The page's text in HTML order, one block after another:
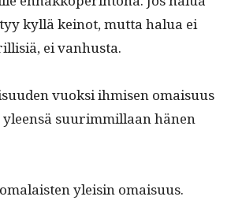
kyl­lä keinot, mut­ta halua ei
ei vanhusta.
vuok­si ihmisen omaisu­us
yleen­sä suurim­mil­laan hänen
yleisin omaisu­us.